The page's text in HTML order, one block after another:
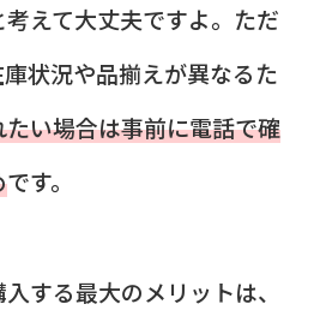
えて大丈夫ですよ。ただ
状況や品揃えが異なるた
い場合は事前に電話で確
です。
する最大のメリットは、